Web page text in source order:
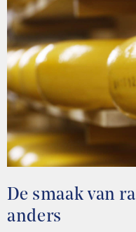
De smaak van
anders